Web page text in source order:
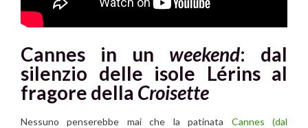
Cannes in un weekend: dal
silenzio delle isole Lérins al
fragore della Croisette
Nessuno penserebbe mai che la patinata Cannes
(dal